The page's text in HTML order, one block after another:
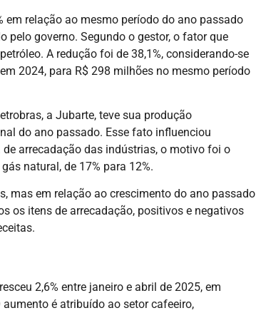
em relação ao mesmo período do ano passado
pelo governo. Segundo o gestor, o fator que
A redução foi de 38,1%, considerando-se
2024, para R$ 298 milhões no mesmo período
a Jubarte, teve sua produção
do ano passado. Esse fato influenciou
arrecadação das indústrias, o motivo foi o
natural, de 17% para 12%.
mas em relação ao crescimento do ano passado
os itens de arrecadação, positivos e negativos
2,6% entre janeiro e abril de 2025, em
é atribuído ao setor cafeeiro,